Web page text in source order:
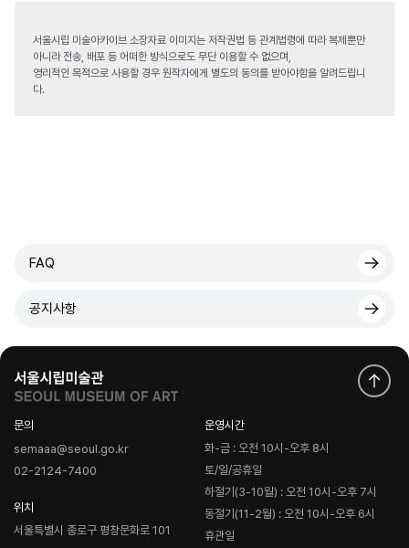
서울시립 미술아카이브 소장자료 이미지는 저작권법 등 관계법령에 따라 복제뿐만
아니라 전송, 배포 등 어떠한 방식으로도 무단 이용할 수 없으며,
영리적인 목적으로 사용할 경우 원작자에게 별도의 동의를 받아야함을 알려드립니
다.
FAQ
공지사항
문의
semaaa@seoul.go.kr
02-2124-7400
위치
서울특별시 종로구 평창문화로 101
운영시간
화-금 : 오전 10시-오후 8시
토/일/공휴일
하절기(3-10월) : 오전 10시-오후 7시
동절기(11-2월) : 오전 10시-오후 6시
휴관일